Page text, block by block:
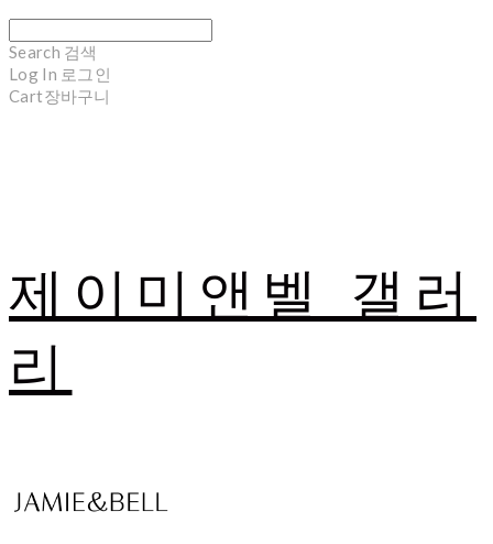
Search 검색
Log In 로그인
Cart장바구니
제이미앤벨 갤러
리